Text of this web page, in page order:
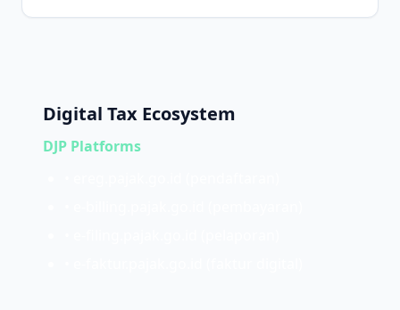
Digital Tax Ecosystem
DJP Platforms